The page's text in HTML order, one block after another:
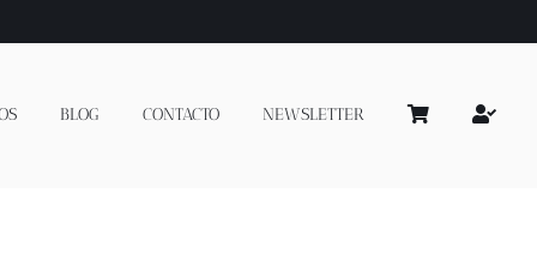
BLOG CONTACTO NEWSLETTER